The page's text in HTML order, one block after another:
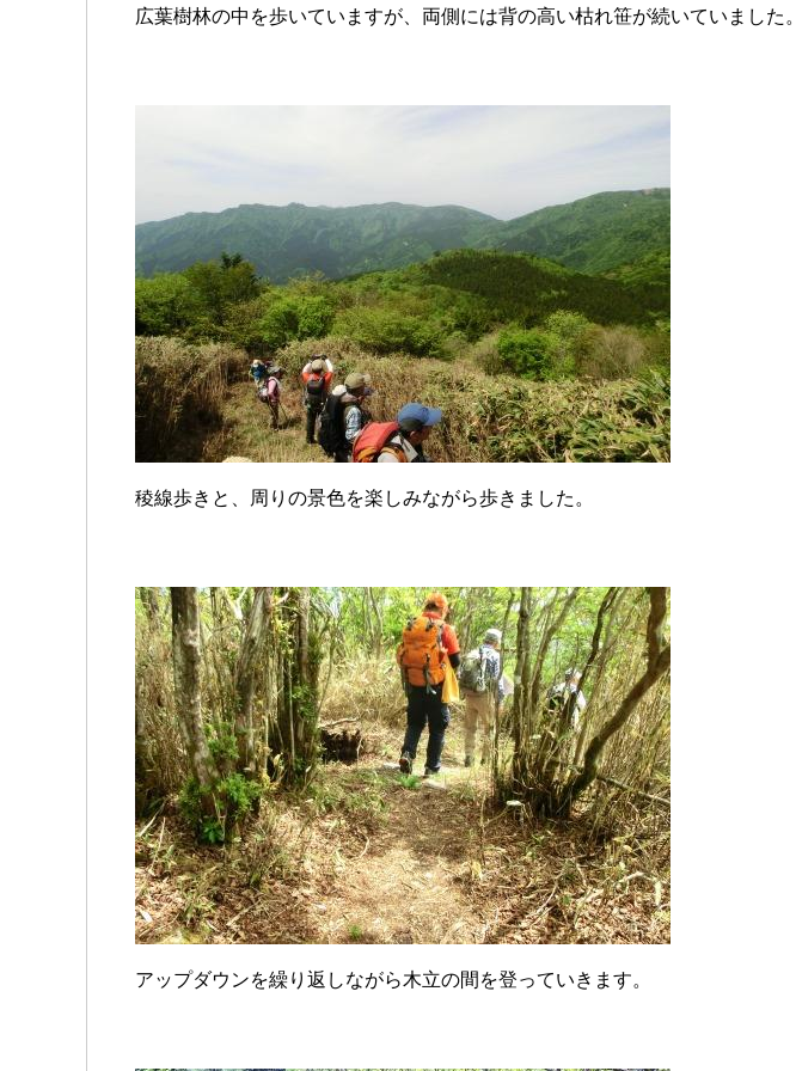
広葉樹林の中を歩いていますが、両側には背の高い枯れ笹が続いていました。
稜線歩きと、周りの景色を楽しみながら歩きました。
アップダウンを繰り返しながら木立の間を登っていきます。